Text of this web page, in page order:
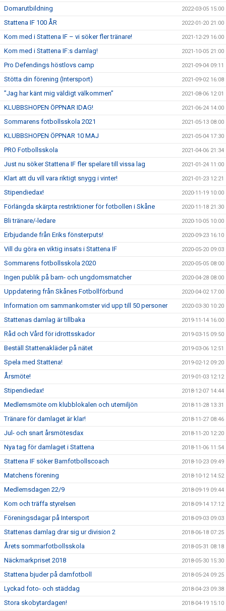
Domarutbildning 2022-03-05 15:00
Stattena IF 100 ÅR 2022-01-20 21:00
Kom med i Stattena IF – vi söker fler tränare! 2021-12-29 16:00
Kom med i Stattena IF:s damlag! 2021-10-05 21:00
Pro Defendings höstlovs camp 2021-09-04 09:11
Stötta din förening (Intersport) 2021-09-02 16:08
”Jag har känt mig väldigt välkommen” 2021-08-06 12:01
KLUBBSHOPEN ÖPPNAR IDAG! 2021-06-24 14:00
Sommarens fotbollsskola 2021 2021-05-13 08:00
KLUBBSHOPEN ÖPPNAR 10 MAJ 2021-05-04 17:30
PRO Fotbollsskola 2021-04-06 21:34
Just nu söker Stattena IF fler spelare till vissa lag 2021-01-24 11:00
Klart att du vill vara riktigt snygg i vinter! 2021-01-23 12:21
Stipendiedax! 2020-11-19 10:00
Förlängda skärpta restriktioner för fotbollen i Skåne 2020-11-18 21:30
Bli tränare/-ledare 2020-10-05 10:00
Erbjudande från Eriks fönsterputs! 2020-09-23 16:10
Vill du göra en viktig insats i Stattena IF 2020-05-20 09:03
Sommarens fotbollsskola 2020 2020-05-05 08:00
Ingen publik på barn- och ungdomsmatcher 2020-04-28 08:00
Uppdatering från Skånes Fotbollförbund 2020-04-02 17:00
Information om sammankomster vid upp till 50 personer 2020-03-30 10:20
Stattenas damlag är tillbaka 2019-11-14 16:00
Råd och Vård för idrottsskador 2019-03-15 09:50
Beställ Stattenakläder på nätet 2019-03-06 12:51
Spela med Stattena! 2019-02-12 09:20
Årsmöte! 2019-01-03 12:12
Stipendiedax! 2018-12-07 14:44
Medlemsmöte om klubblokalen och utemiljön 2018-11-28 13:31
Tränare för damlaget är klar! 2018-11-27 08:46
Jul- och snart årsmötesdax 2018-11-20 12:20
Nya tag för damlaget i Stattena 2018-11-06 11:54
Stattena IF söker Barnfotbollscoach 2018-10-23 09:49
Matchens förening 2018-10-12 14:52
Medlemsdagen 22/9 2018-09-19 09:44
Kom och träffa styrelsen 2018-09-14 17:12
Föreningsdagar på Intersport 2018-09-03 09:03
Stattenas damlag drar sig ur division 2 2018-06-18 07:25
Årets sommarfotbollsskola 2018-05-31 08:18
Näckmarkpriset 2018 2018-05-30 15:30
Stattena bjuder på damfotboll 2018-05-24 09:25
Lyckad foto- och städdag 2018-04-23 09:38
Stora skobytardagen! 2018-04-19 15:10